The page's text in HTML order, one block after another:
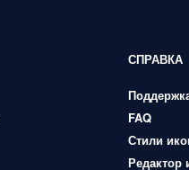
СПРАВКА
FAQ
Стили
Редактор